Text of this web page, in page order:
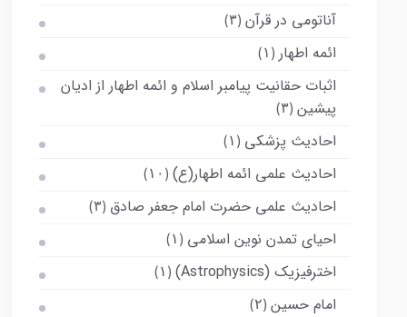
آناتومی در قرآن (۳)
ائمه اطهار (۱)
اثبات حقانیت پیامبر اسلام و ائمه اطهار از ادیان
پیشین (۳)
احادیث پزشکی (۱)
احادیث علمی ائمه اطهار(ع) (۱۰)
احادیث علمی حضرت امام جعفر صادق (۳)
احیای تمدن نوین اسلامی (۱)
اخترفیزیک (Astrophysics) (۱)
امام حسین (۲)